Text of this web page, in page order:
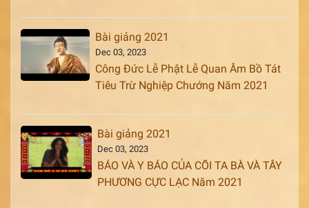
Bài giảng 2021
Dec 03, 2023
Công Đức Lễ Phật Lễ Quan Âm Bồ Tát
Tiêu Trừ Nghiệp Chướng Năm 2021
Bài giảng 2021
Dec 03, 2023
BÁO VÀ Y BÁO CỦA CÕI TA BÀ VÀ TÂY
PHƯƠNG CỰC LẠC Năm 2021